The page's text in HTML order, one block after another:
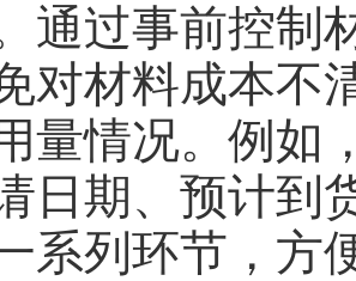
通过事前控制
对材料成本不
量情况。例如
日期、预计到
系列环节，方